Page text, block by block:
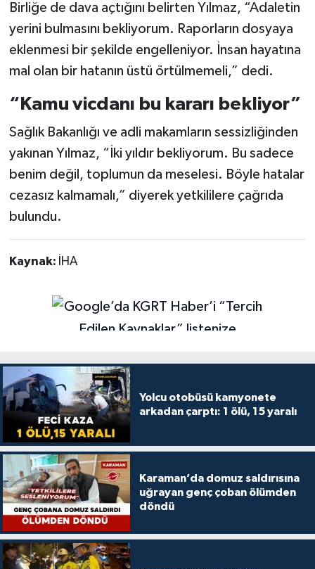
Birliğe de dava açtığını belirten Yılmaz, “Adaletin
yerini bulmasını bekliyorum. Raporların dosyaya
eklenmesi bir şekilde engelleniyor. İnsan hayatına
mal olan bir hatanın üstü örtülmemeli,” dedi.
“Kamu vicdanı bu kararı bekliyor”
Sağlık Bakanlığı ve adli makamların sessizliğinden
yakınan Yılmaz, “İki yıldır bekliyorum. Bu sadece
benim değil, toplumun da meselesi. Böyle hatalar
cezasız kalmamalı,” diyerek yetkililere çağrıda
bulundu.
Kaynak: İHA
Yolcu otobüsü kamyonete
arkadan çarptı: 1 ölü, 15 yaralı
Karaman’da domuz saldırısına
uğrayan genç çoban ölümden
döndü